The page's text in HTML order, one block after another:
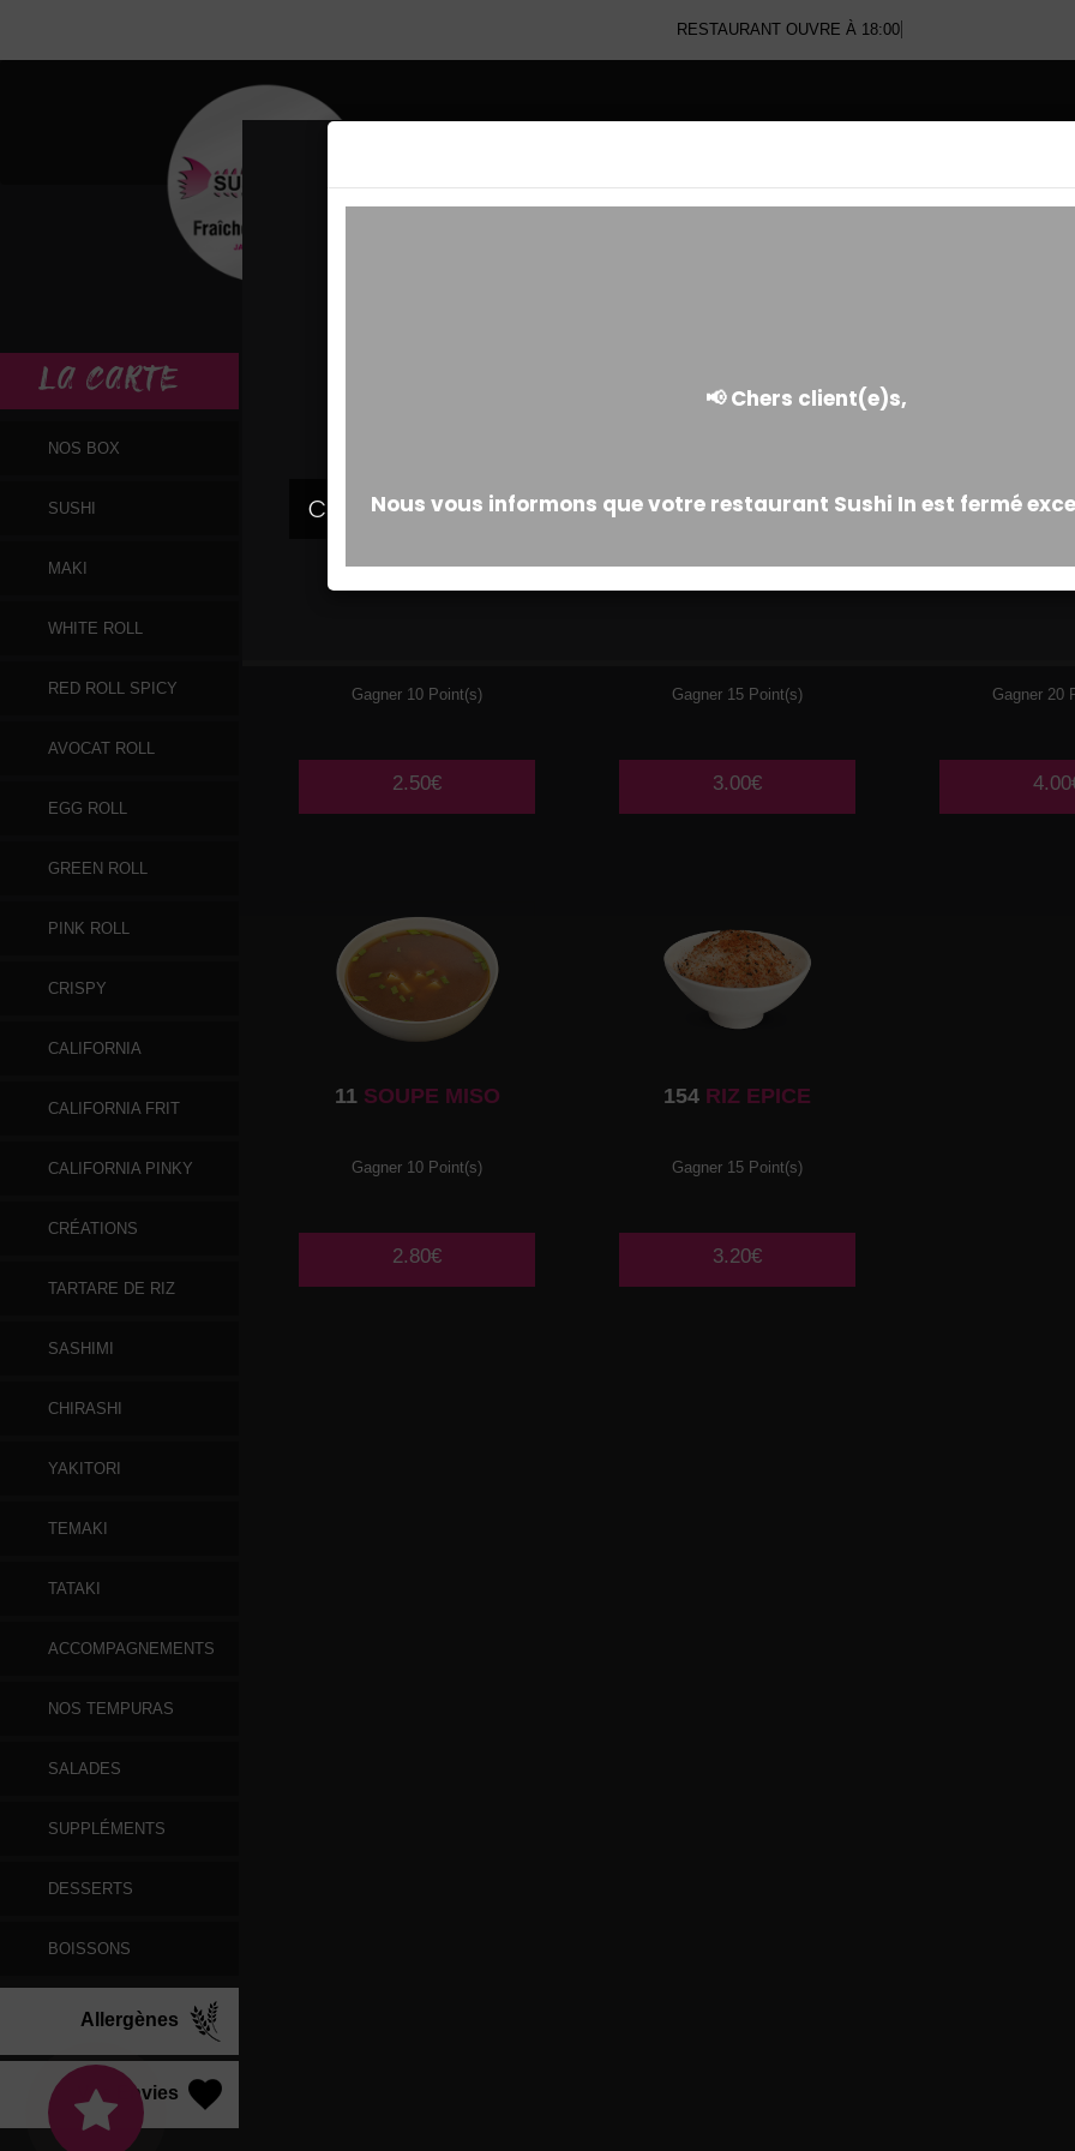
RESTAURANT OUVRE À 18:00
LA CARTE
NOS BOX
SUSHI
MAKI
WHITE ROLL
RED ROLL SPICY
AVOCAT ROLL
EGG ROLL
GREEN ROLL
PINK ROLL
CRISPY
CALIFORNIA
CALIFORNIA FRIT
CALIFORNIA PINKY
CRÉATIONS
TARTARE DE RIZ
SASHIMI
CHIRASHI
YAKITORI
TEMAKI
TATAKI
ACCOMPAGNEMENTS
NOS TEMPURAS
SALADES
SUPPLÉMENTS
DESSERTS
BOISSONS
Allergènes
Vos Envies
Gagner 10 Point(s)
2.50€
Gagner 15 Point(s)
3.00€
Gagner 20
11SOUPE MISO
Gagner 10 Point(s)
2.80€
154 RIZ EPICE
Gagner 15 Point(s)
3.20€